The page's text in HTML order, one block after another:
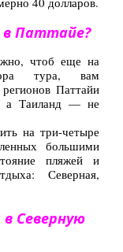
в Паттайе?
чтоб еще на
тура, вам
Паттайи
а Таиланд — не
на три-четыре
большими
пляжей и
Северная,
Северную